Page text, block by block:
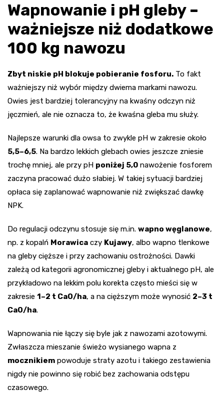
Wapnowanie i pH gleby –
ważniejsze niż dodatkowe
100 kg nawozu
Zbyt niskie pH blokuje pobieranie fosforu. To fakt
ważniejszy niż wybór między dwiema markami nawozu.
Owies jest bardziej tolerancyjny na kwaśny odczyn niż
jęczmień, ale nie oznacza to, że kwaśna gleba mu służy.
Najlepsze warunki dla owsa to zwykle pH w zakresie około
5,5–6,5. Na bardzo lekkich glebach owies jeszcze zniesie
trochę mniej, ale przy pH poniżej 5,0 nawożenie fosforem
zaczyna pracować dużo słabiej. W takiej sytuacji bardziej
opłaca się zaplanować wapnowanie niż zwiększać dawkę
NPK.
Do regulacji odczynu stosuje się m.in. wapno węglanowe,
np. z kopalń Morawica czy Kujawy, albo wapno tlenkowe
na gleby cięższe i przy zachowaniu ostrożności. Dawki
zależą od kategorii agronomicznej gleby i aktualnego pH, ale
przykładowo na lekkim polu korekta często mieści się w
zakresie 1–2 t CaO/ha, a na cięższym może wynosić 2–3 t
CaO/ha.
Wapnowania nie łączy się byle jak z nawozami azotowymi.
Zwłaszcza mieszanie świeżo wysianego wapna z
mocznikiem powoduje straty azotu i takiego zestawienia
nigdy nie powinno się robić bez zachowania odstępu
czasowego.